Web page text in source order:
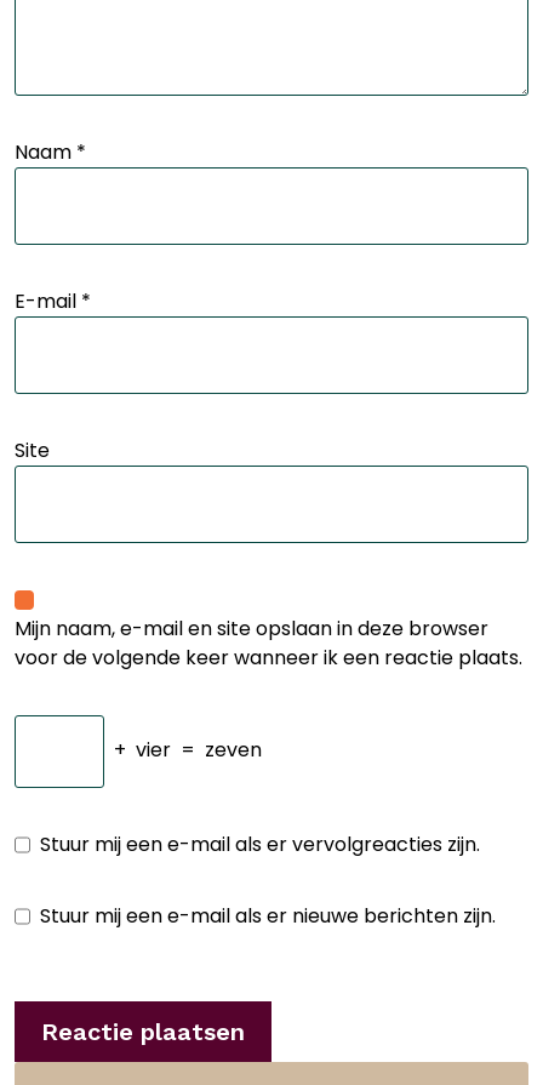
Naam *
E-mail *
Site
Mijn naam, e-mail en site opslaan in deze browser
voor de volgende keer wanneer ik een reactie plaats.
+ vier = zeven
Stuur mij een e-mail als er vervolgreacties zijn.
Stuur mij een e-mail als er nieuwe berichten zijn.